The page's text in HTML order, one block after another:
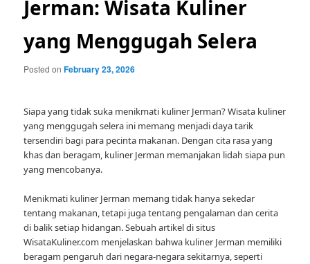
Jerman: Wisata Kuliner
yang Menggugah Selera
Posted onFebruary 23, 2026
Siapa yang tidak suka menikmati kuliner Jerman? Wisata kuliner
yang menggugah selera ini memang menjadi daya tarik
tersendiri bagi para pecinta makanan. Dengan cita rasa yang
khas dan beragam, kuliner Jerman memanjakan lidah siapa pun
yang mencobanya.
Menikmati kuliner Jerman memang tidak hanya sekedar
tentang makanan, tetapi juga tentang pengalaman dan cerita
di balik setiap hidangan. Sebuah artikel di situs
WisataKuliner.com menjelaskan bahwa kuliner Jerman memiliki
beragam pengaruh dari negara-negara sekitarnya, seperti